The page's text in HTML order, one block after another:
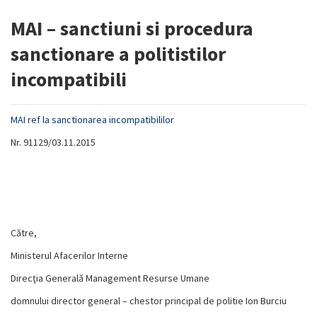
MAI – sanctiuni si procedura
sanctionare a politistilor
incompatibili
MAI ref la sanctionarea incompatibililor
Nr. 91129/03.11.2015
Către,
Ministerul Afacerilor Interne
Direcţia Generală Management Resurse Umane
domnului director general – chestor principal de politie Ion Burciu